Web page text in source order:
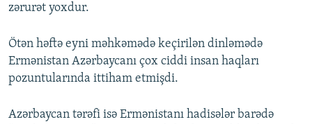
zərurət yoxdur.
Ötən həftə eyni məhkəmədə keçirilən dinləmədə
Ermənistan Azərbaycanı çox ciddi insan haqları
pozuntularında ittiham etmişdi.
Azərbaycan tərəfi isə Ermənistanı hadisələr barədə